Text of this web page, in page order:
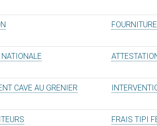
CAVE AU GRENIER
FRAIS TIPI